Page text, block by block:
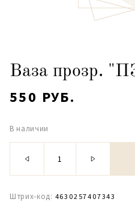
Ваза прозр.
550 РУБ.
В наличии
Штрих-код: 4630257407343